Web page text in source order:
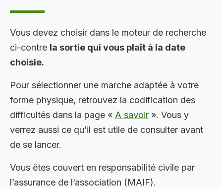
Vous devez choisir dans le moteur de recherche
ci-contre la sortie qui vous plaît à la date
choisie.
Pour sélectionner une marche adaptée à votre
forme physique, retrouvez la codification des
difficultés dans la page « A savoir ». Vous y
verrez aussi ce qu’il est utile de consulter avant
de se lancer.
Vous êtes couvert en responsabilité civile par
l’assurance de l’association (MAIF).